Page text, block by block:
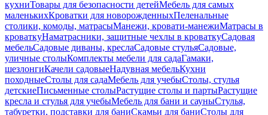
кухниТовары для безопасности детейМебель для самых
маленькихКроватки для новорожденныхПеленальные
столики, комоды, матрасыМанежи, кровати-манежиМатрасы в
кроваткуНаматрасники, защитные чехлы в кроваткуСадовая
мебельСадовые диваны, креслаСадовые стульяСадовые,
уличные столыКомплекты мебели для садаГамаки,
шезлонгиКачели садовыеНадувная мебельКухни
походныеСтолы для садаМебель для учебыСтолы, стулья
детскиеПисьменные столыРастущие столы и партыРастущие
кресла и стулья для учебыМебель для бани и сауныСтулья,
табуретки, подставки для баниСкамьи для баниСтолы для